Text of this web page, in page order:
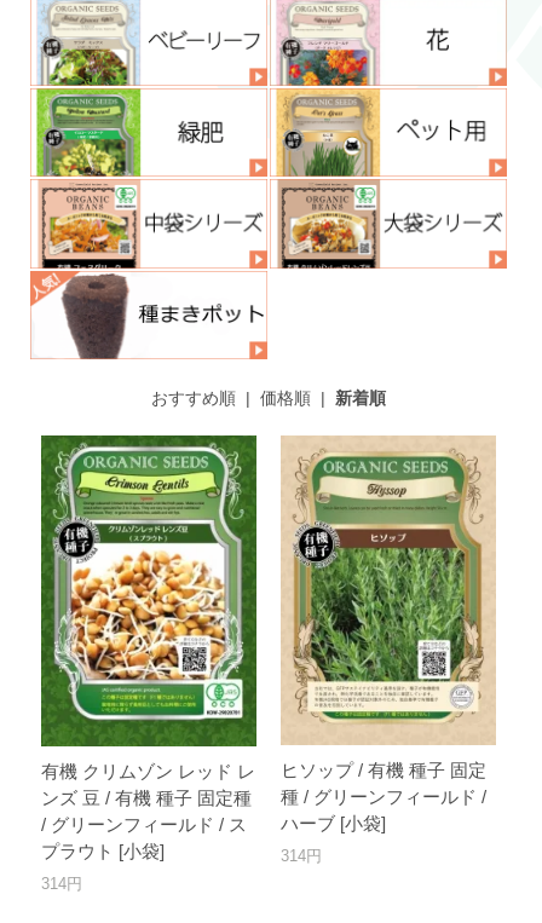
おすすめ順| 価格順| 新着順
有機 クリムゾン レッド レ
ンズ 豆 / 有機 種子 固定種
/ グリーンフィールド / ス
プラウト [小袋]
314円
ヒソップ / 有機 種子 固定
種 / グリーンフィールド /
ハーブ [小袋]
314円